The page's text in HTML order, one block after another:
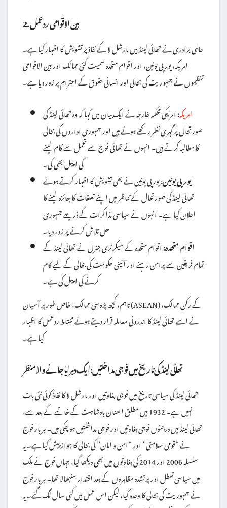
2. بین الاقوامی ردعمل
عالمی برادری نے تھائی لینڈ میں مارشل لا کے نفاذ پر تشویش کا اظہار کیا ہے۔
امریکہ، یورپی یونین، اور اقوام متحدہ سمیت کئی ممالک اور بین الاقوامی
تنظیموں نے جمہوریت کی بحالی اور انسانی حقوق کے احترام پر زور دیا ہے۔
امریکہ:امریکی محکمہ خارجہ نے ایک بیان میں کہا کہ وہ تھائی لینڈ کی
صورتحال پر گہری نظر رکھے ہوئے ہیں اور جمہوری اداروں کی بحالی
کا مطالبہ کرتے ہیں۔ انہوں نے تھائی فوج سے تحمل سے کام لینے
کی اپیل بھی کی۔
یورپی یونین:یورپی یونین نے بھی تشویش کا اظہار کرتے ہوئے
تھائی لینڈ کی صورتحال کے تناظر میں اپنے تعلقات کا جائزہ لینے کا
اعلان کیا ہے۔ انہوں نے سیاسی مذاکرات کے ذریعے جمہوری
حل تلاش کرنے پر زور دیا۔
اقوام متحدہ:اقوام متحدہ کے سیکرٹری جنرل نے تھائی لینڈ کے
تمام فریقین سے پرامن رہنے اور آئینی حکومت کی بحالی کے لیے کام
کرنے کی اپیل کی ہے۔
تاہم، کچھ پڑوسی ممالک، خاص طور پر آسیان (ASEAN) کے رکن ممالک،
نے اسے تھائی لینڈ کا اندرونی معاملہ قرار دیتے ہوئے محتاط ردعمل کا اظہار
کیا ہے۔
تھائی لینڈ کی تاریخ میں فوجی مداخلتیں: ایک دہرایا جانے والا منظر
تھائی لینڈ کی سیاسی تاریخ میں فوجی بغاوتیں اور مارشل لا کا نفاذ کوئی نئی بات
نہیں ہے۔ 1932 میں مطلق العنان بادشاہت کے خاتمے کے بعد سے،
تھائی لینڈ میں درجنوں فوجی بغاوتیں اور فوجی مداخلتیں ہو چکی ہیں۔ ہر بار فوج
نے “قومی سلامتی” اور “امن و امان” کی بحالی کا جواز پیش کیا ہے۔ یہ
سلسلہ 2006 اور 2014 کی بغاوتوں میں بھی دیکھا گیا، جہاں فوج نے ملک
میں سیاسی تعطل اور پرتشدد مظاہروں کے بعد اقتدار سنبھالا تھا۔ ہر بار فوج
نے جمہوریت کی بحالی کا وعدہ کیا، لیکن اس عمل میں کئی سال لگ گئے۔ یہ